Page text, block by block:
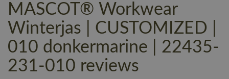
MASCOT® Workwear
Winterjas | CUSTOMIZED |
010 donkermarine | 22435-
231-010 reviews